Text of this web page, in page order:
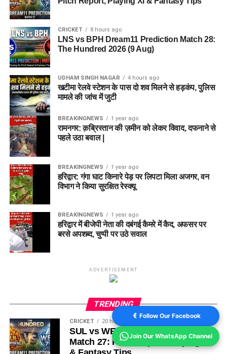
CRICKET 8 hours ago
LNS vs BPH Dream11 Prediction Match 28:
The Hundred 2026 (9 Aug)
UDHAM SINGH NAGAR 4 hours ago
खटीमा रेलवे स्टेशन के पास दो शव मिलने से हड़कंप, पुलिस
मामले की जांच में जुटी
BREAKINGNEWS 1 year ago
रामनगर: क़ब्रिस्तान की ज़मीन को लेकर विवाद, दफनाने से
पहले उठा बवाल |
BREAKINGNEWS 1 year ago
हरिद्वार: गंगा घाट किनारे पेड़ पर लिपटा मिला अजगर, वन
विभाग ने किया सुरक्षित रेस्क्यू
BREAKINGNEWS 1 year ago
हरिद्वार में बीजेपी नेता की दबंगई कैमरे में कैद, अफसर पर
बरसे अपशब्द, चुप्पी पर उठे सवाल
ADVERTISEMENT
TRENDING
CRICKET 20 hours ago
SUL vs WEF Dream11 Prediction
Match 27: Pitch Report, Playing XI
Follow Our Facebook
Join Our WhatsApp Channel